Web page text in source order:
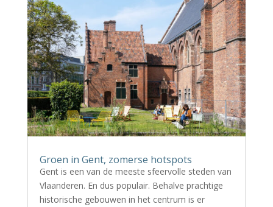
Groen in Gent, zomerse hotspots
Gent is een van de meeste sfeervolle steden van
Vlaanderen. En dus populair. Behalve prachtige
historische gebouwen in het centrum is er